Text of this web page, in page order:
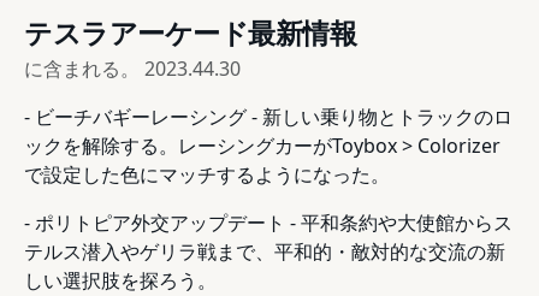
テスラアーケード最新情報
に含まれる。 2023.44.30
- ビーチバギーレーシング - 新しい乗り物とトラックのロ
ックを解除する。レーシングカーがToybox > Colorizer
で設定した色にマッチするようになった。
- ポリトピア外交アップデート - 平和条約や大使館からス
テルス潜入やゲリラ戦まで、平和的・敵対的な交流の新
しい選択肢を探ろう。